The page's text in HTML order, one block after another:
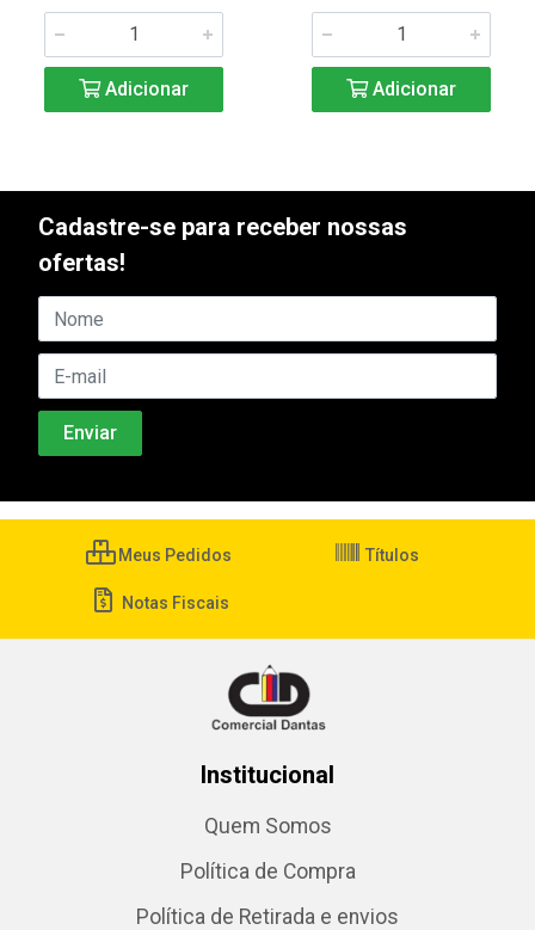
Adicionar Adicionar
Cadastre-se para receber nossas
ofertas!
Meus Pedidos Títulos
Notas Fiscais
Institucional
Quem Somos
Política de Compra
Política de Retirada e envios